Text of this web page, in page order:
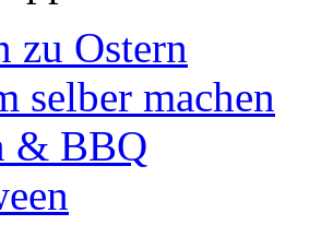
zu Ostern
selber machen
& BBQ